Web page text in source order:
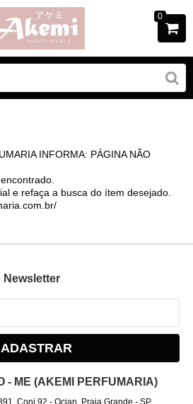
0
INFORMA: PÁGINA NÃO
e refaça a busca do ítem desejado.
Newsletter
- ME (AKEMI PERFUMARIA)
Conj 92 - Ocian, Praia Grande - SP